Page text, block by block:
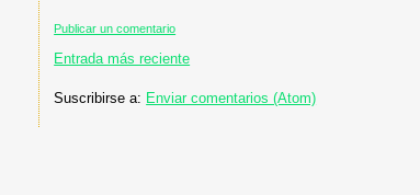
Publicar un comentario
Entrada más reciente
Suscribirse a: Enviar comentarios (Atom)